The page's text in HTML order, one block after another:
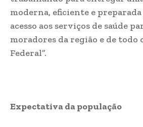
moderna, eficiente e
acesso aos serviços de saúde
moradores da região e de
Federal”.
Expectativa da população